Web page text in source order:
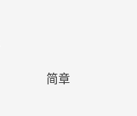
简章